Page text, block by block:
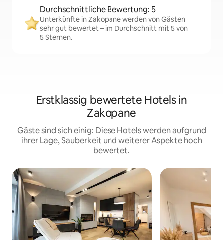
Durchschnittliche Bewertung: 5
Unterkünfte in Zakopane werden von Gästen
sehr gut bewertet – im Durchschnitt mit 5 von
5 Sternen.
Erstklassig bewertete Hotels in
Zakopane
Gäste sind sich einig: Diese Hotels werden aufgrund
ihrer Lage, Sauberkeit und weiterer Aspekte hoch
bewertet.